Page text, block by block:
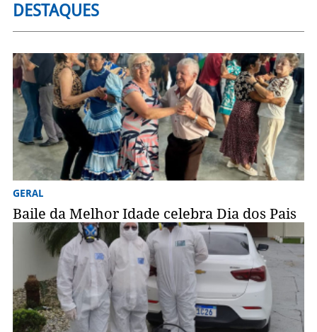
DESTAQUES
GERAL
Baile da Melhor Idade celebra Dia dos Pais